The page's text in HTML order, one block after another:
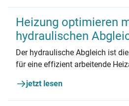
Heizung optimieren
hydraulischen
Der hydraulische Abgleich ist
für eine effizient arbeitende
warm werden. Erfahren Sie hier,
Abgleich genau funktioniert und
jetzt lesen